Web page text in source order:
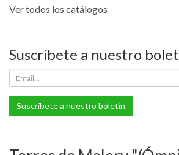
Ver todos los catálogos
Suscríbete a nuestro
Suscríbete a nuestro boletín